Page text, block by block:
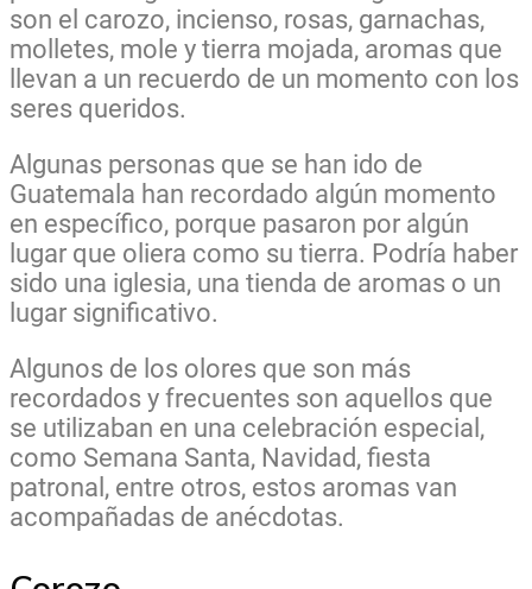
son el carozo, incienso, rosas, garnachas,
molletes, mole y tierra mojada, aromas que
llevan a un recuerdo de un momento con los
seres queridos.
Algunas personas que se han ido de
Guatemala han recordado algún momento
en específico, porque pasaron por algún
lugar que oliera como su tierra. Podría haber
sido una iglesia, una tienda de aromas o un
lugar significativo.
Algunos de los olores que son más
recordados y frecuentes son aquellos que
se utilizaban en una celebración especial,
como Semana Santa, Navidad, fiesta
patronal, entre otros, estos aromas van
acompañadas de anécdotas.